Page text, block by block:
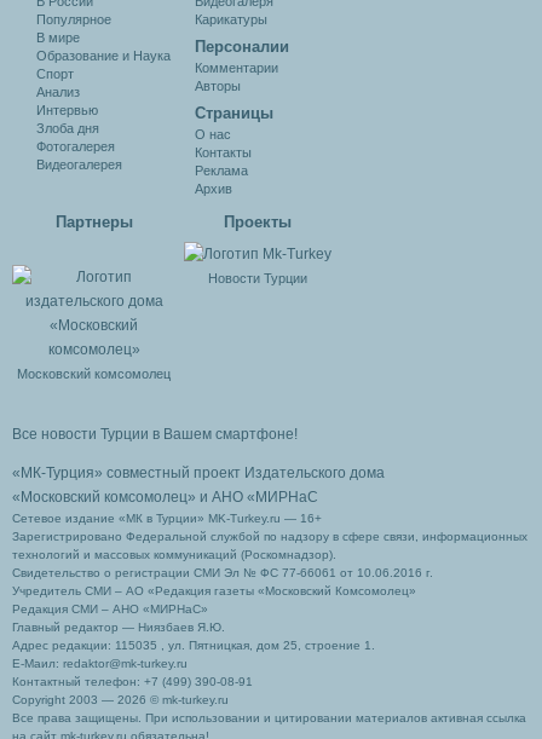
Популярное
В мире
Образование и Наука
Спорт
Анализ
Интервью
Злоба дня
Фотогалерея
Видеогалерея
Карикатуры
Персоналии
Комментарии
Авторы
Cтраницы
О нас
Контакты
Реклама
Архив
Партнеры
Московский комсомолец
Проекты
Новости Турции
Все новости Турции в Вашем смартфоне!
«МК-Турция» совместный проект Издательского дома
«Московский комсомолец» и АНО «МИРНаС
Сетевое издание «МК в Турции» MK-Turkey.ru — 16+
Зарегистрировано Федеральной службой по надзору в сфере связи, информационных
технологий и массовых коммуникаций (Роскомнадзор).
Свидетельство о регистрации СМИ Эл № ФС 77-66061 от 10.06.2016 г.
Учредитель СМИ – АО «Редакция газеты «Московский Комсомолец»
Редакция СМИ – АНО «МИРНаС»
Главный редактор — Ниязбаев Я.Ю.
Адрес редакции: 115035 , ул. Пятницкая, дом 25, строение 1.
Е-Маил: redaktor@mk-turkey.ru
Контактный телефон: +7 (499) 390-08-91
Copyright 2003 — 2026 © mk-turkey.ru
Все права защищены. При использовании и цитировании материалов активная ссылка
на сайт mk-turkey.ru обязательна!